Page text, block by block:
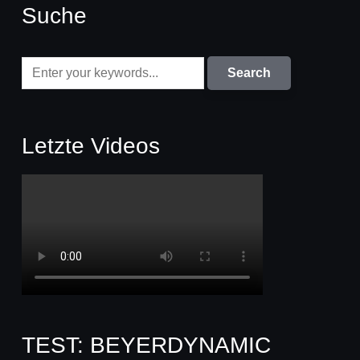
Suche
Letzte Videos
TEST: BEYERDYNAMIC